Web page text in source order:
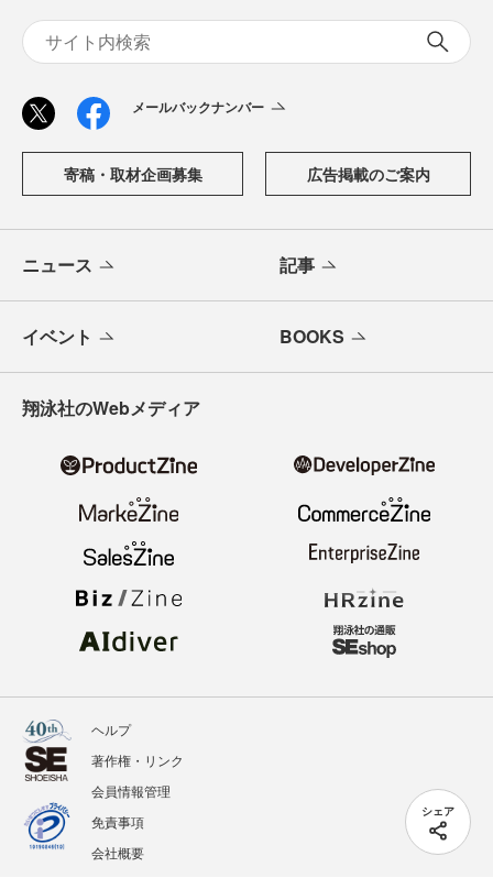
シェア
メールバックナンバー
寄稿・取材企画募集 広告掲載のご案内
ニュース 記事
イベント BOOKS
翔泳社のWebメディア
ヘルプ
著作権・リンク
会員情報管理
免責事項
会社概要